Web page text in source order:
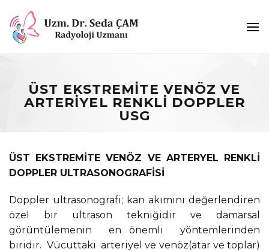
content
ÜST EKSTREMITE VENÖZ VE
ARTERIYEL RENKLI DOPPLER
USG
ÜST EKSTREMİTE VENÖZ VE ARTERYEL RENKLİ
DOPPLER ULTRASONOGRAFİSİ
Doppler ultrasonografi; kan akımını değerlendiren
özel bir ultrason tekniğidir ve damarsal
görüntülemenin en önemli yöntemlerinden
biridir. Vücuttaki arteriyel ve venöz(atar ve toplar)